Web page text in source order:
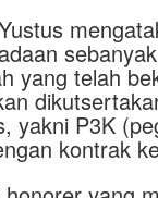
yang telah
yakni P3K
kontrak